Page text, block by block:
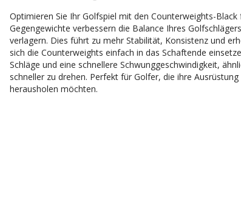
Optimieren Sie Ihr Golfspiel mit den Counterweights-
Gegengewichte verbessern die Balance Ihres
verlagern. Dies führt zu mehr Stabilität, Konsistenz und
sich die Counterweights einfach in das Schaftende
Schläge und eine schnellere Schwunggeschwindigkeit,
schneller zu drehen. Perfekt für Golfer, die ihre
herausholen möchten.